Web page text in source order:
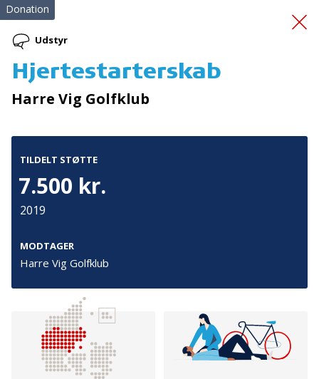
Førstehjælpskurser.
Donation
Udstyr
Hjertestarterskab
Harre Vig Golfklub
TILDELT STØTTE
7.500 kr.
2019
MODTAGER
Harre Vig Golfklub
Tilmeld nyhedsbrev
De seneste nyheder om TrygFondens og TryghedsGruppens
aktiviteter direkte i din indbakke.
Tilmeld